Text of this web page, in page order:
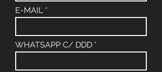
E-MAIL
WHATSAPP C/ DDD